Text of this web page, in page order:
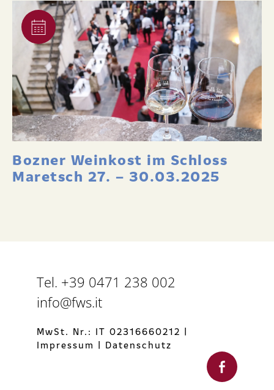
Bozner Weinkost im Schloss
Maretsch 27. – 30.03.2025
Tel. +39 0471 238 002
info@fws.it
MwSt. Nr.: IT 02316660212 |
Impressum | Datenschutz